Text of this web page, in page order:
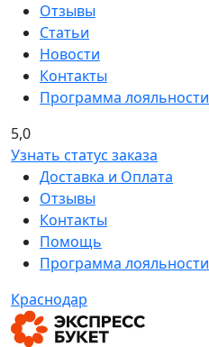
Отзывы
Статьи
Новости
Контакты
Программа лояльности
5,0
Узнать статус заказа
Доставка и Оплата
Отзывы
Контакты
Помощь
Программа лояльности
Краснодар